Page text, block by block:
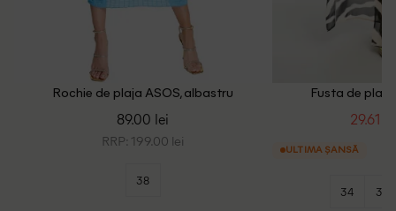
Rochie de plaja ASOS, albastru
89.00 lei
RRP: 199.00 lei
38
Fusta de
29.61
ULTIMA ȘANSĂ
34 36